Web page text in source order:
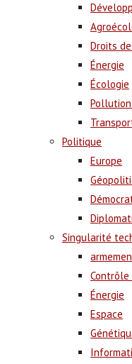
Droits
Énergie
Écologie
Politique
Europe
Singularité
Énergie
Espace